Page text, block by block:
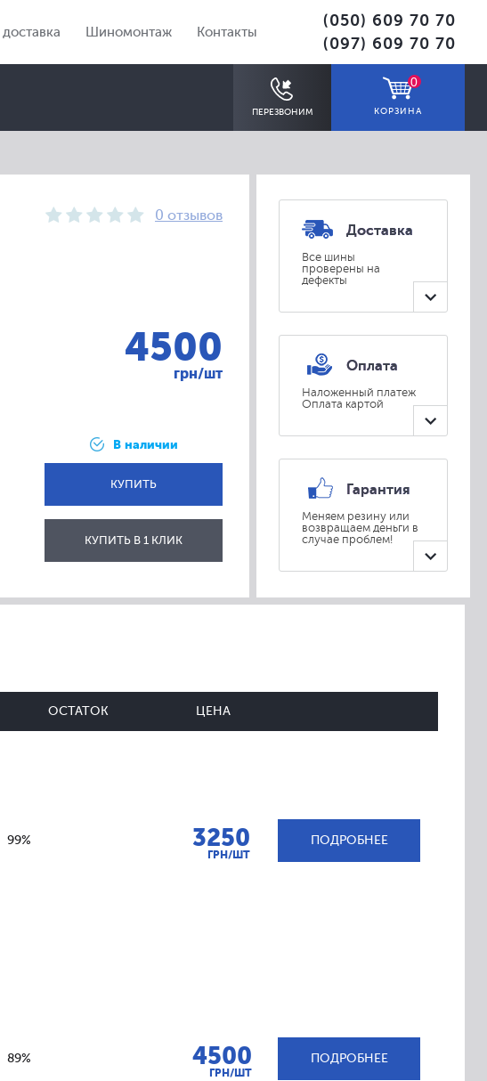
Шиномонтаж Контакты
(050) 609 70 70
(097) 609 70 70
ПЕРЕЗВОНИМ
0
КОРЗИНА
0 отзывов
4500
грн/шт
В наличии
КУПИТЬ
ОТПРАВИТЬ
КУПИТЬ В 1 КЛИК
Доставка
Все шины
проверены на
дефекты
Оплата
Наложенный платеж
Оплата картой
Гарантия
Меняем резину или
возвращаем деньги в
случае проблем!
ОСТАТОК ЦЕНА
99% 3250
ГРН/ШТ
ПОДРОБНЕЕ
89% 4500
ГРН/ШТ
ПОДРОБНЕЕ